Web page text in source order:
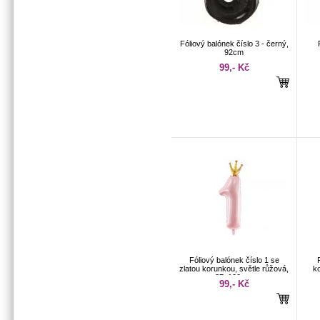
Fóliový balónek číslo 3 - černý,
92cm
99,- Kč
Fóliový balónek číslo 1 se
zlatou korunkou, světle růžová,
37x100 cm
99,- Kč